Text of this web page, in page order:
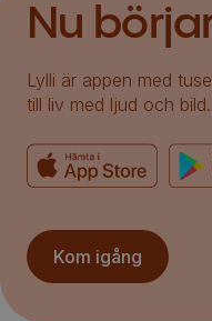
Nu
Lylli är appen med
till liv med ljud och
Kom igång